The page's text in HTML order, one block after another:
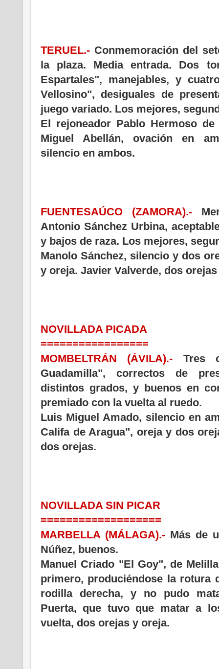
TERUEL.- Conmemoración del
la plaza. Media entrada. Dos
Espartales", manejables, y
Vellosino", desiguales de
juego variado. Los mejores,
El rejoneador Pablo Hermoso
Miguel Abellán, ovación en
silencio en ambos.
FUENTESAÚCO (ZAMORA).-
Antonio Sánchez Urbina,
y bajos de raza. Los mejores,
Manolo Sánchez, silencio y dos
y oreja. Javier Valverde, dos
NOVILLADA PICADA
=================
MOMBELTRÁN (ÁVILA).- Tres
Guadamilla", correctos de
distintos grados, y buenos en
premiado con la vuelta al ruedo.
Luis Miguel Amado, silencio en
Califa de Aragua", oreja y dos
dos orejas.
NOVILLADA SIN PICAR
===================
MARBELLA (MÁLAGA).- Más de
Núñez, buenos.
Manuel Criado "El Goy", de
primero, produciéndose la rotura
rodilla derecha, y no pudo
Puerta, que tuvo que matar a
vuelta, dos orejas y oreja.